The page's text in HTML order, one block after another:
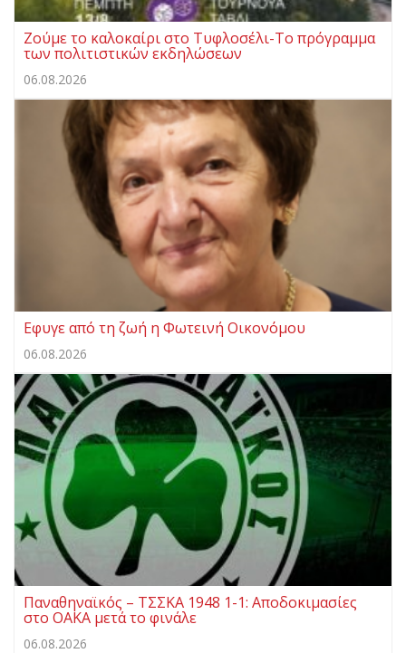
Ζούμε το καλοκαίρι στο Τυφλοσέλι-Το πρόγραμμα
των πολιτιστικών εκδηλώσεων
06.08.2026
Eφυγε από τη ζωή η Φωτεινή Οικονόμου
06.08.2026
Παναθηναϊκός – ΤΣΣΚΑ 1948 1-1: Αποδοκιμασίες
στο ΟΑΚΑ μετά το φινάλε
06.08.2026